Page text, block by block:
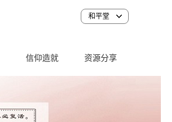
和平堂
信仰造就 资源分享